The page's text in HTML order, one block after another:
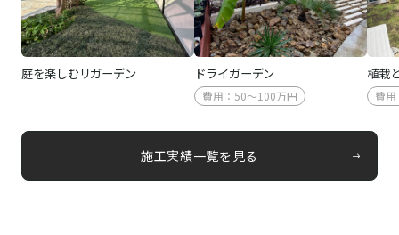
庭を楽しむリガーデン ドライガーデン
費用：50～100万円
植栽
費
施工実績一覧を見る